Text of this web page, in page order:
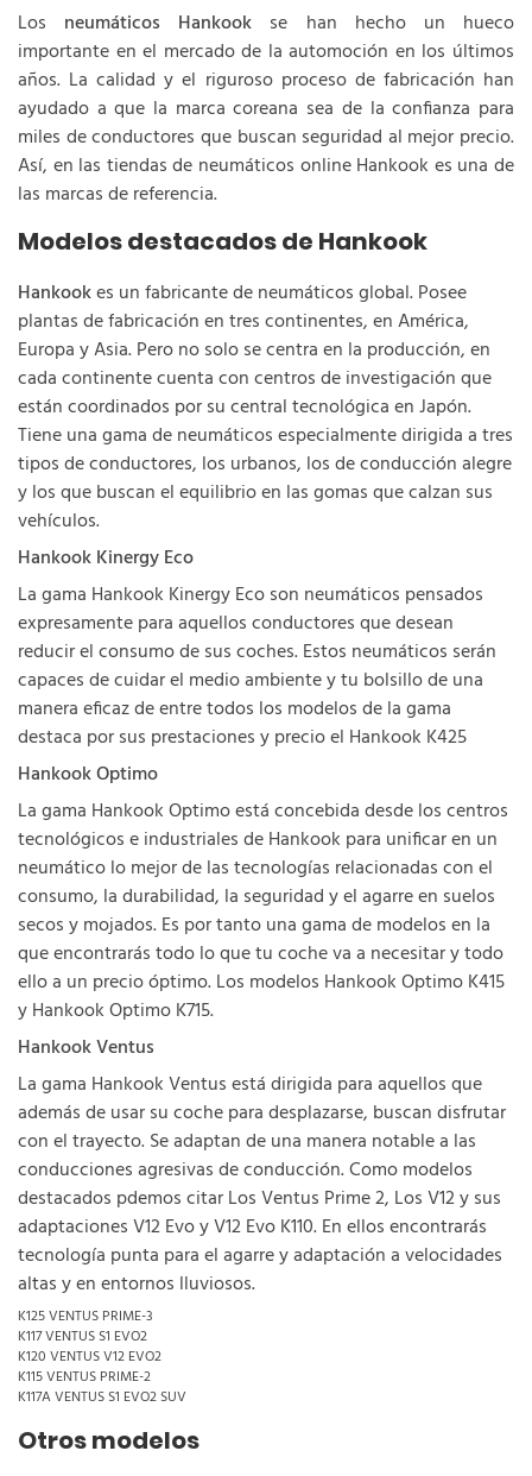
Los neumáticos Hankook se han hecho un hueco
importante en el mercado de la automoción en los últimos
años. La calidad y el riguroso proceso de fabricación han
ayudado a que la marca coreana sea de la confianza para
miles de conductores que buscan seguridad al mejor precio.
Así, en las tiendas de neumáticos online Hankook es una de
las marcas de referencia.
Modelos destacados de Hankook
Hankookes un fabricante de neumáticos global. Posee
plantas de fabricación en tres continentes, en América,
Europa y Asia. Pero no solo se centra en la producción, en
cada continente cuenta con centros de investigación que
están coordinados por su central tecnológica en Japón.
Tiene una gama de neumáticos especialmente dirigida a tres
tipos de conductores, los urbanos, los de conducción alegre
y los que buscan el equilibrio en las gomas que calzan sus
vehículos.
Hankook Kinergy Eco
La gama Hankook Kinergy Eco son neumáticos pensados
expresamente para aquellos conductores que desean
reducir el consumo de sus coches. Estos neumáticos serán
capaces de cuidar el medio ambiente y tu bolsillo de una
manera eficaz de entre todos los modelos de la gama
destaca por sus prestaciones y precio el Hankook K425
Hankook Optimo
La gama Hankook Optimo está concebida desde los centros
tecnológicos e industriales de Hankook para unificar en un
neumático lo mejor de las tecnologías relacionadas con el
consumo, la durabilidad, la seguridad y el agarre en suelos
secos y mojados. Es por tanto una gama de modelos en la
que encontrarás todo lo que tu coche va a necesitar y todo
ello a un precio óptimo. Los modelos Hankook Optimo K415
y Hankook Optimo K715.
Hankook Ventus
La gama Hankook Ventus está dirigida para aquellos que
además de usar su coche para desplazarse, buscan disfrutar
con el trayecto. Se adaptan de una manera notable a las
conducciones agresivas de conducción. Como modelos
destacados pdemos citar Los Ventus Prime 2, Los V12 y sus
adaptaciones V12 Evo y V12 Evo K110. En ellos encontrarás
tecnología punta para el agarre y adaptación a velocidades
altas y en entornos lluviosos.
K125 VENTUS PRIME-3
K117 VENTUS S1 EVO2
K120 VENTUS V12 EVO2
K115 VENTUS PRIME-2
K117A VENTUS S1 EVO2 SUV
Otros modelos